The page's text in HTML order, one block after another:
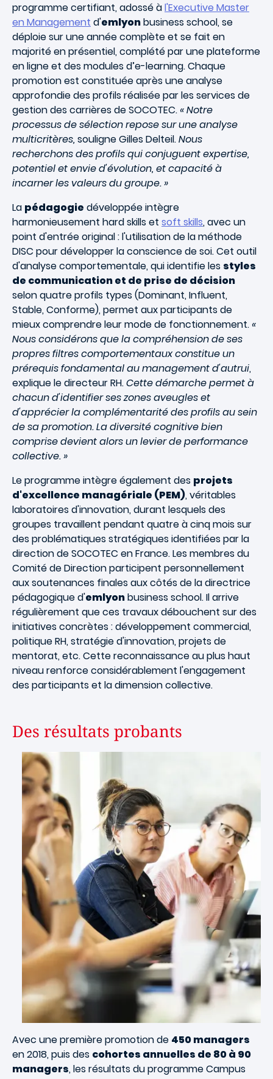
programme certifiant, adossé àl'Executive Master
en Management d'emlyonbusiness school, se
déploie sur une année complète et se fait en
majorité en présentiel, complété par une plateforme
en ligne et des modules d’e-learning. Chaque
promotion est constituée après une analyse
approfondie des profils réalisée par les services de
gestion des carrières de SOCOTEC.« Notre
processus de sélection repose sur une analyse
multicritères, souligne Gilles Delteil.Nous
recherchons des profils qui conjuguent expertise,
potentiel et envie d'évolution, et capacité à
incarner les valeurs du groupe. »
La pédagogie développée intègre
harmonieusement hard skills et soft skills, avec un
point d'entrée original : l'utilisation de la méthode
DISC pour développer la conscience de soi. Cet outil
d'analyse comportementale, qui identifie les styles
de communication et de prise de décision
selon quatre profils types (Dominant, Influent,
Stable, Conforme), permet aux participants de
mieux comprendre leur mode de fonctionnement.«
Nous considérons que la compréhension de ses
propres filtres comportementaux constitue un
prérequis fondamental au management d'autrui,
explique le directeur RH.Cette démarche permet à
chacun d'identifier ses zones aveugles et
d'apprécier la complémentarité des profils au sein
de sa promotion. La diversité cognitive bien
comprise devient alors un levier de performance
collective. »
Le programme intègre également des projets
d'excellence managériale (PEM), véritables
laboratoires d'innovation, durant lesquels des
groupes travaillent pendant quatre à cinq mois sur
des problématiques stratégiques identifiées par la
direction de SOCOTEC en France. Les membres du
Comité de Direction participent personnellement
aux soutenances finales aux côtés de la directrice
pédagogique d'emlyonbusiness school. Il arrive
régulièrement que ces travaux débouchent sur des
initiatives concrètes : développement commercial,
politique RH, stratégie d'innovation, projets de
mentorat, etc. Cette reconnaissance au plus haut
niveau renforce considérablement l'engagement
des participants et la dimension collective.
Des résultats probants
Image
Avec une première promotion de 450 managers
en 2018, puis des cohortes annuelles de 80 à 90
managers, les résultats du programme Campus